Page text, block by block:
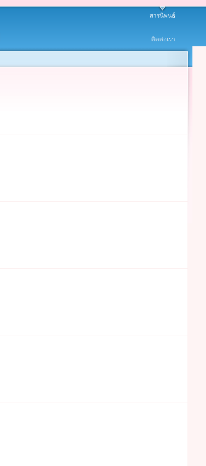
สารนิพนธ์
ติดต่อเรา